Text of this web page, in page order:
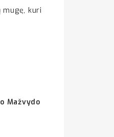
kuri
Mažvydo